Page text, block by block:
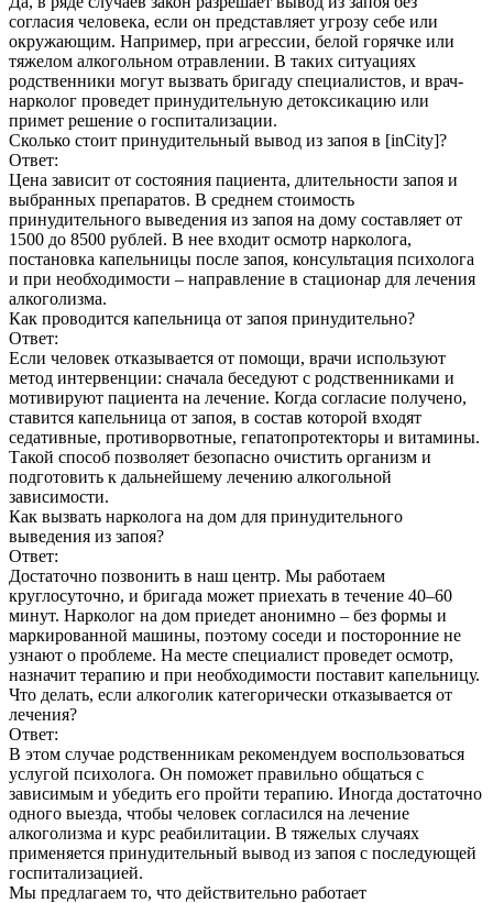
согласия человека, если он представляет угрозу себе или
окружающим. Например, при агрессии, белой горячке или
тяжелом алкогольном отравлении. В таких ситуациях
родственники могут вызвать бригаду специалистов, и врач-
нарколог проведет принудительную детоксикацию или
примет решение о госпитализации.
Сколько стоит принудительный вывод из запоя в [inCity]?
Ответ:
Цена зависит от состояния пациента, длительности запоя и
выбранных препаратов. В среднем стоимость
принудительного выведения из запоя на дому составляет от
1500 до 8500 рублей. В нее входит осмотр нарколога,
постановка капельницы после запоя, консультация психолога
и при необходимости – направление в стационар для лечения
алкоголизма.
Как проводится капельница от запоя принудительно?
Ответ:
Если человек отказывается от помощи, врачи используют
метод интервенции: сначала беседуют с родственниками и
мотивируют пациента на лечение. Когда согласие получено,
ставится капельница от запоя, в состав которой входят
седативные, противорвотные, гепатопротекторы и витамины.
Такой способ позволяет безопасно очистить организм и
подготовить к дальнейшему лечению алкогольной
зависимости.
Как вызвать нарколога на дом для принудительного
выведения из запоя?
Ответ:
Достаточно позвонить в наш центр. Мы работаем
круглосуточно, и бригада может приехать в течение 40–60
минут. Нарколог на дом приедет анонимно – без формы и
маркированной машины, поэтому соседи и посторонние не
узнают о проблеме. На месте специалист проведет осмотр,
назначит терапию и при необходимости поставит капельницу.
Что делать, если алкоголик категорически отказывается от
лечения?
Ответ:
В этом случае родственникам рекомендуем воспользоваться
услугой психолога. Он поможет правильно общаться с
зависимым и убедить его пройти терапию. Иногда достаточно
одного выезда, чтобы человек согласился на лечение
алкоголизма и курс реабилитации. В тяжелых случаях
применяется принудительный вывод из запоя с последующей
госпитализацией.
Мы предлагаем то, что действительно работает